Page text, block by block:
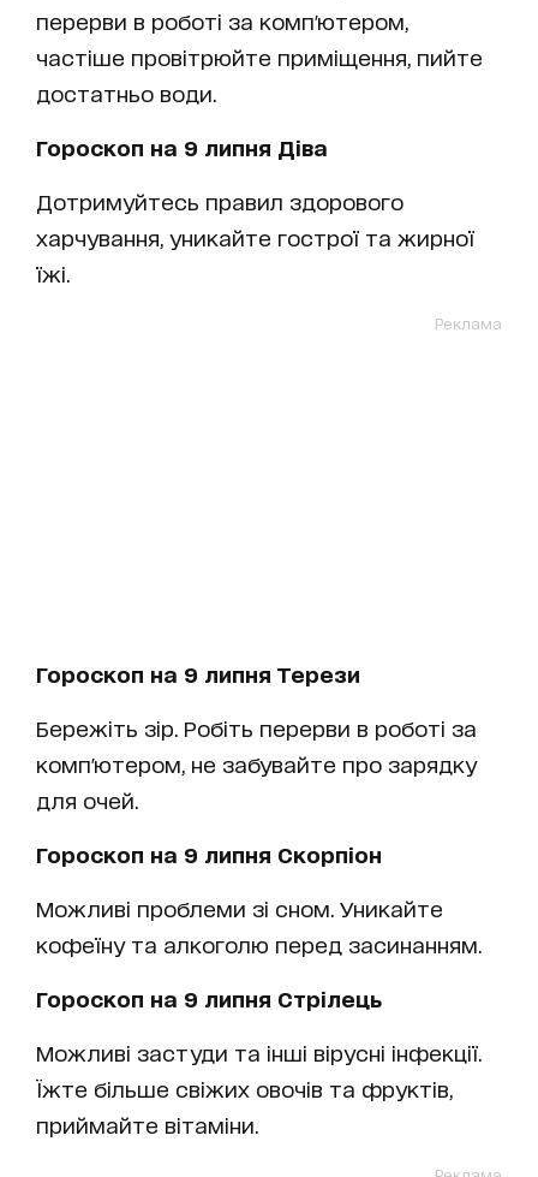
перерви в роботі за комп'ютером,
частіше провітрюйте приміщення, пийте
достатньо води.
Гороскоп на 9 липня Діва
Дотримуйтесь правил здорового
харчування, уникайте гострої та жирної
їжі.
Реклама
Гороскоп на 9 липня Терези
Бережіть зір. Робіть перерви в роботі за
комп'ютером, не забувайте про зарядку
для очей.
Гороскоп на 9 липня Скорпіон
Можливі проблеми зі сном. Уникайте
кофеїну та алкоголю перед засинанням.
Гороскоп на 9 липня Стрілець
Можливі застуди та інші вірусні інфекції.
Їжте більше свіжих овочів та фруктів,
приймайте вітаміни.
Реклама